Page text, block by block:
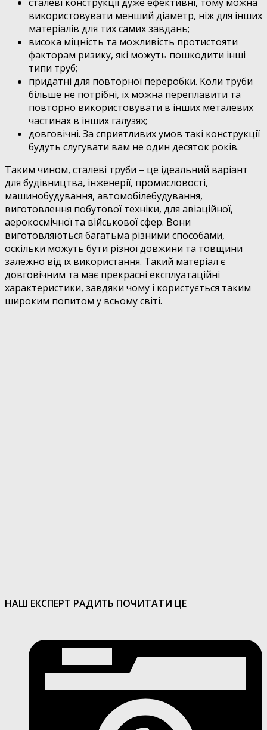
використовувати менший діаметр, ніж для інших
матеріалів для тих самих завдань;
висока міцність та можливість протистояти
факторам ризику, які можуть пошкодити інші
типи труб;
придатні для повторної переробки. Коли труби
більше не потрібні, їх можна переплавити та
повторно використовувати в інших металевих
частинах в інших галузях;
довговічні. За сприятливих умов такі конструкції
будуть слугувати вам не один десяток років.
Таким чином, сталеві труби – це ідеальний варіант
для будівництва, інженерії, промисловості,
машинобудування, автомобілебудування,
виготовлення побутової техніки, для авіаційної,
аерокосмічної та військової сфер. Вони
виготовляються багатьма різними способами,
оскільки можуть бути різної довжини та товщини
залежно від їх використання. Такий матеріал є
довговічним та має прекрасні експлуатаційні
характеристики, завдяки чому і користується таким
широким попитом у всьому світі.
НАШ ЕКСПЕРТ РАДИТЬ ПОЧИТАТИ ЦЕ